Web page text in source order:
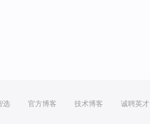
选 官方博客 技术博客 诚聘英才